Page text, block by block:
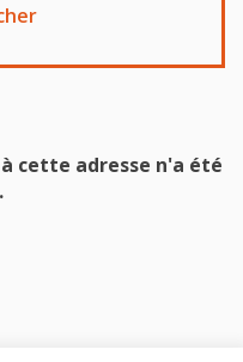
cette adresse n'a été